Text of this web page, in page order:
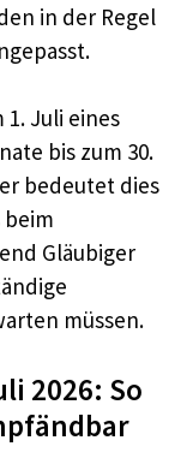
in der Regel
1. Juli eines
bis zum 30.
bedeutet dies
Gläubiger
müssen.
2026: So